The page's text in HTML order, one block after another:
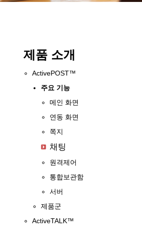
제품 소개
ActivePOST™
주요 기능
메인 화면
연동 화면
쪽지
채팅
원격제어
통합보관함
서버
제품군
ActiveTALK™